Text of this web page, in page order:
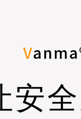
V
安